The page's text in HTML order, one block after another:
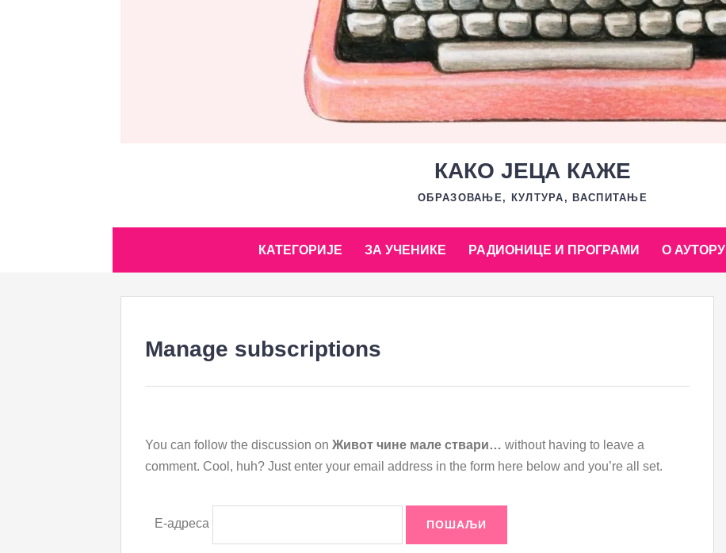
КАКО ЈЕЦА КАЖЕ
ОБРАЗОВАЊЕ, КУЛТУРА, ВАСПИТАЊЕ
КАТЕГОРИЈЕ ЗА УЧЕНИКЕ РАДИОНИЦЕ И ПРОГРАМИ О АУТОРУ
Manage subscriptions
You can follow the discussion on Живот чине мале ствари… without having to leave a
comment. Cool, huh? Just enter your email address in the form here below and you’re all set.
Е-адреса